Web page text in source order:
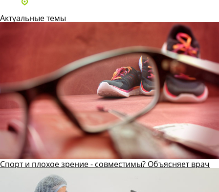
Актуальные темы
Спорт и плохое зрение - совместимы? Объясняет врач